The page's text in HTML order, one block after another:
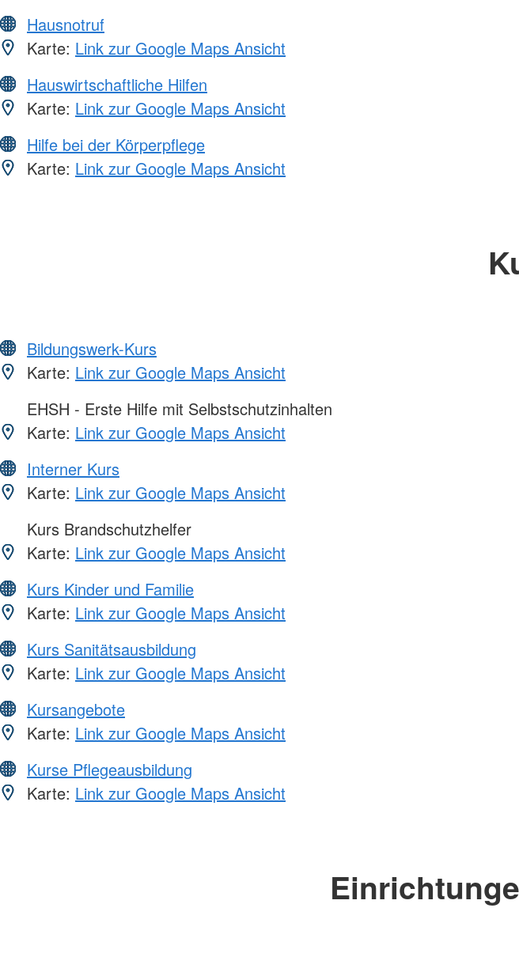
Hausnotruf
Karte: Link zur Google Maps Ansicht
Hauswirtschaftliche Hilfen
Karte: Link zur Google Maps Ansicht
Hilfe bei der Körperpflege
Karte: Link zur Google Maps Ansicht
Bildungswerk-Kurs
Karte: Link zur Google Maps Ansicht
EHSH - Erste Hilfe mit Selbstschutzinhalten
Karte: Link zur Google Maps Ansicht
Interner Kurs
Karte: Link zur Google Maps Ansicht
Kurs Brandschutzhelfer
Karte: Link zur Google Maps Ansicht
Kurs Kinder und Familie
Karte: Link zur Google Maps Ansicht
Kurs Sanitätsausbildung
Karte: Link zur Google Maps Ansicht
Kursangebote
Karte: Link zur Google Maps Ansicht
Kurse Pflegeausbildung
Karte: Link zur Google Maps Ansicht